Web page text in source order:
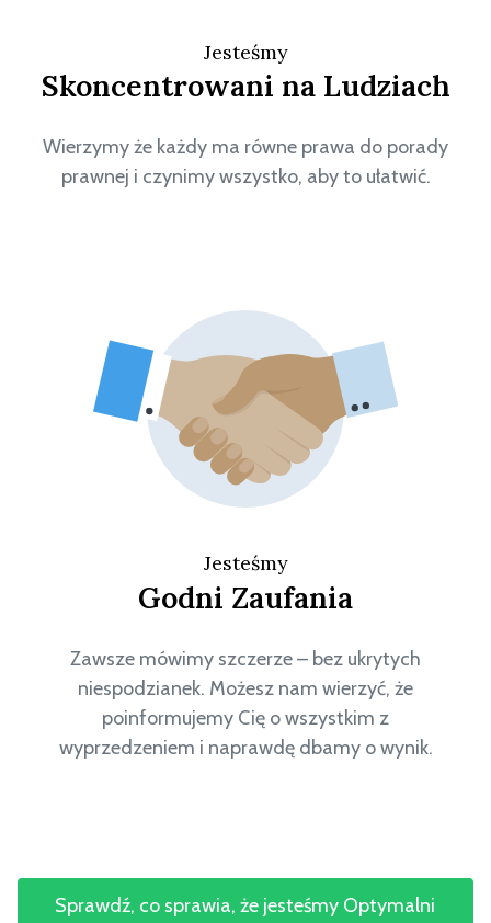
Jesteśmy
Skoncentrowani na Ludziach
Wierzymy że każdy ma równe prawa do porady
prawnej i czynimy wszystko, aby to ułatwić.
Jesteśmy
Godni Zaufania
Zawsze mówimy szczerze – bez ukrytych
niespodzianek. Możesz nam wierzyć, że
poinformujemy Cię o wszystkim z
wyprzedzeniem i naprawdę dbamy o wynik.
Sprawdź, co sprawia, że jesteśmy Optymalni